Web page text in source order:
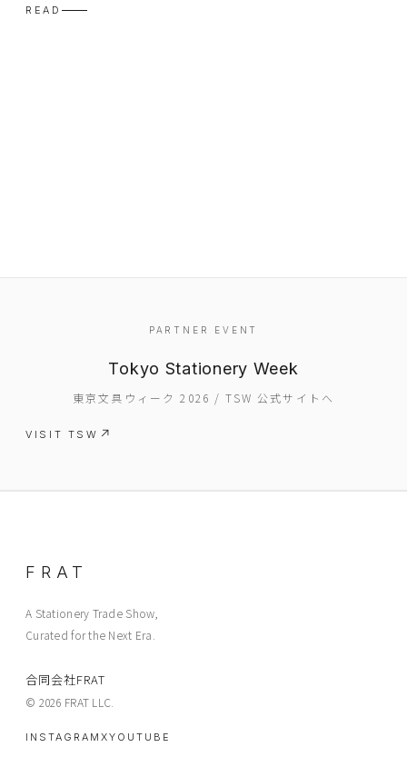
CONTACT
READ
PARTNER EVENT
Tokyo Stationery Week
東京文具ウィーク 2026 / TSW 公式サイトへ
VISIT TSW
FRAT
A Stationery Trade Show,
Curated for the Next Era.
合同会社FRAT
© 2026 FRAT LLC.
INSTAGRAM XYOUTUBE